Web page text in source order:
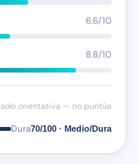
6.6/10
8.8/10
solo orientativa — no puntúa
Dura70/100 · Medio/Dura